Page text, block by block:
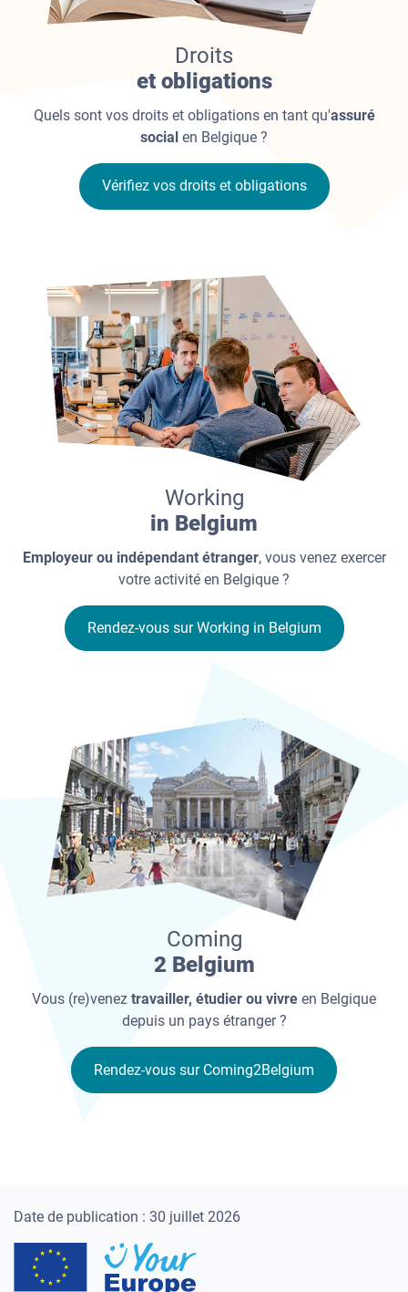
Droits
et obligations
Quels sont vos droits et obligations en tant qu'assuré
social en Belgique ?
Vérifiez vos droits et obligations
Working
in Belgium
Employeur ou indépendant étranger, vous venez exercer
votre activité en Belgique ?
Rendez-vous sur Working in Belgium
Coming
2 Belgium
Vous (re)venez travailler, étudier ou vivre en Belgique
depuis un pays étranger ?
Rendez-vous sur Coming2Belgium
Date de publication : 30 juillet 2026